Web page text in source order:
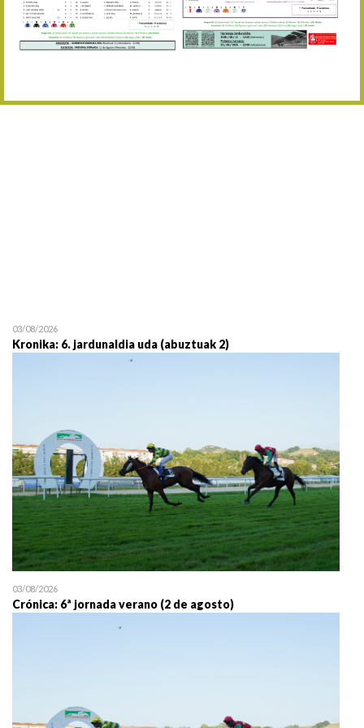
Abuztaren 12a / 12 de
15/08 17:05 Abuztuaren 15a / 15 de
30/08 17:30 Abuztuaren 30a / 30 de
19/07 11:30
03/08/2026
Kronika: 6. jardunaldia uda (abuztuak 2)
03/08/2026
Crónica: 6ª jornada verano (2 de agosto)